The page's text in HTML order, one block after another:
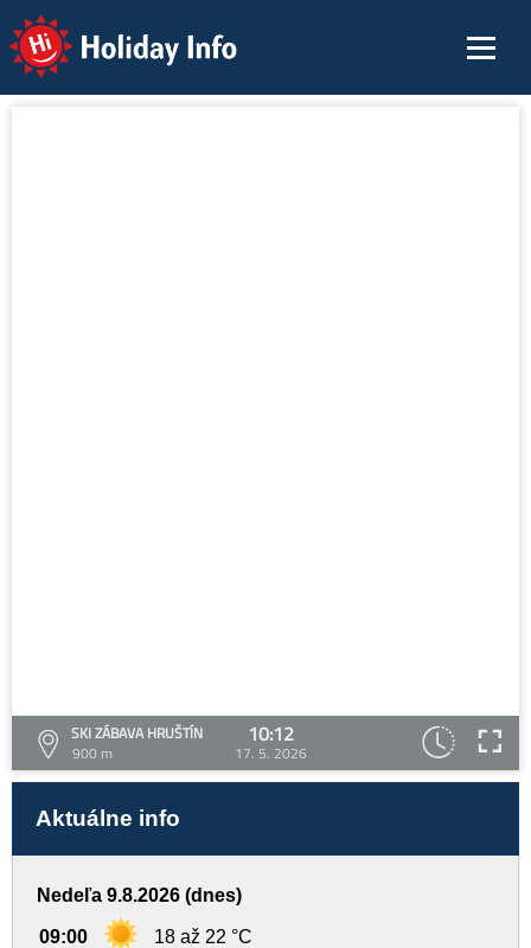
Holiday Info
SKI ZÁBAVA HRUŠTÍN
900 m
10:12
17. 5. 2026
Aktuálne info
Nedeľa 9.8.2026 (dnes)
09:00 18 až 22 °C